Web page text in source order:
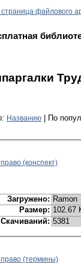
файлового
Названию | По
(конспект)
Загружено: Ramon
Размер: 102.67
Скачиваний: 5381
(термины)